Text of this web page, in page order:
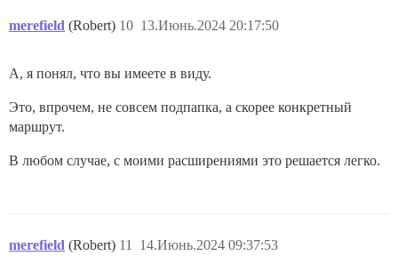
merefield (Robert) 13.Июнь.2024 20:17:50
10
А, я понял, что вы имеете в виду.
Это, впрочем, не совсем подпапка, а скорее конкретный
маршрут.
В любом случае, с моими расширениями это решается легко.
merefield (Robert) 14.Июнь.2024 09:37:53
11